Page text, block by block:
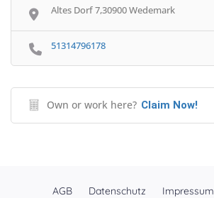
Altes Dorf 7,30900 Wedemark
51314796178
Own or work here? Claim Now!
AGB Datenschutz Impressum